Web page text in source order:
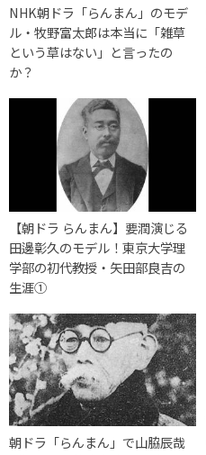
NHK朝ドラ「らんまん」のモデ
ル・牧野富太郎は本当に「雑草
という草はない」と言ったの
か？
【朝ドラ らんまん】要潤演じる
田邊彰久のモデル！東京大学理
学部の初代教授・矢田部良吉の
生涯①
朝ドラ「らんまん」で山脇辰哉